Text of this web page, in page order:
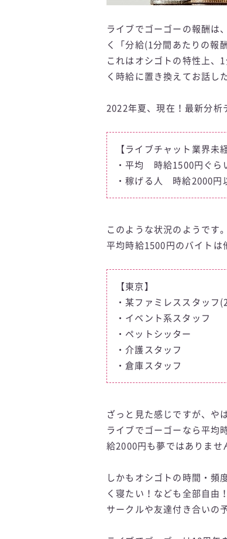
ライブでゴーゴーの報酬は
く「分給(1分間あたりの報
これはオシゴトの特性上、
く時給に置き換えてお話し
2022年夏、現在！最新分析
【ライブチャット業界未
・平均 時給1500円ぐら
・稼げる人 時給2000円
このような状況のようです。
平均時給1500円のバイト
【東京】
・某ファミレススタッフ
・イベント系スタッフ
・ペットシッター
・介護スタッフ
・倉庫スタッフ
ざっと見た感じですが、や
ライブでゴーゴーなら平均
給2000円も夢ではありませ
しかもオシゴトの時間・頻
く寝たい！なども全部自由！
サークルや友達付き合いの